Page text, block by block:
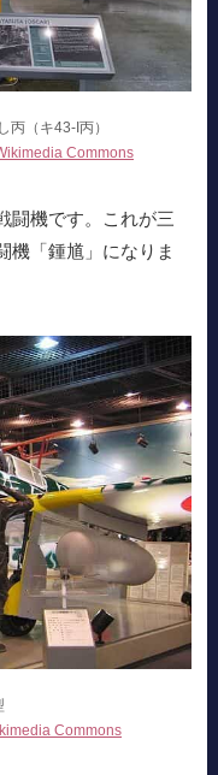
丙（キ43-I丙）
Commons
闘機です。これが三
機「鍾馗」になりま
Commons